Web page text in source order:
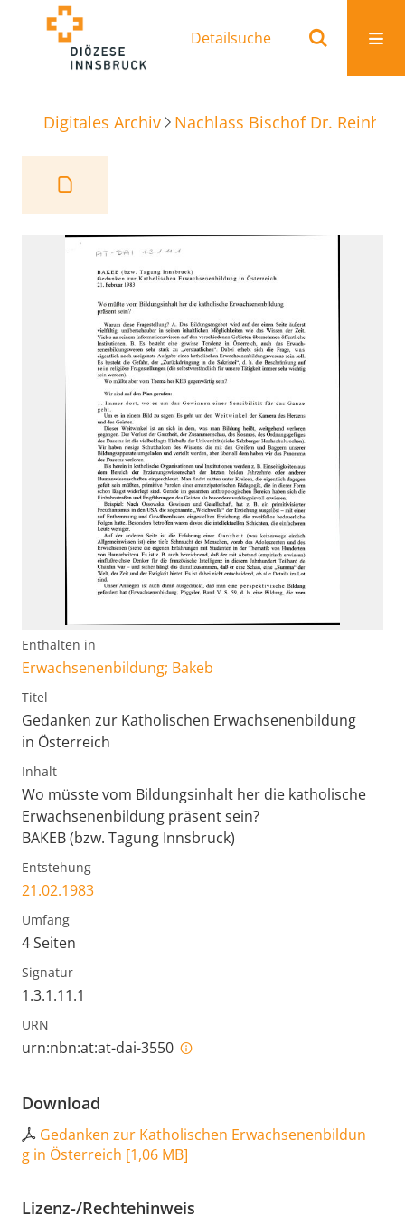
Detailsuche
Digitales Archiv Nachlass Bischof Dr.
Enthalten in
Erwachsenenbildung; Bakeb
Titel
Gedanken zur Katholischen Erwachsenenbildung
in Österreich
Inhalt
Wo müsste vom Bildungsinhalt her die katholische
Erwachsenenbildung präsent sein?
BAKEB (bzw. Tagung Innsbruck)
Entstehung
21.02.1983
Umfang
4 Seiten
Signatur
1.3.1.11.1
URN
urn:nbn:at:at-dai-3550
Download
Gedanken zur Katholischen Erwachsenenbildun
g in Österreich [1,06 MB]
Lizenz-/Rechtehinweis